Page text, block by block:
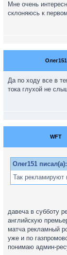
Мне очень
склоняюсь к
Олег151
Да по ходу все в
тока глухой не
WFT
Олег151 писал(а):
Так рекламируют
давеча в субботу
английскую
матча рекламный
уже и по
понимаю админ-